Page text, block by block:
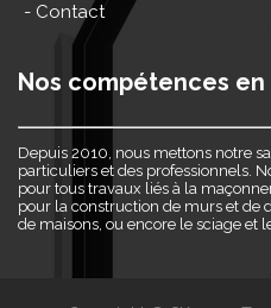
- Contact
Nos compétences
Depuis 2010, nous mettons notre
particuliers et des professionnels.
pour tous travaux liés à la
pour la construction de murs et de
de maisons, ou encore le sciage et